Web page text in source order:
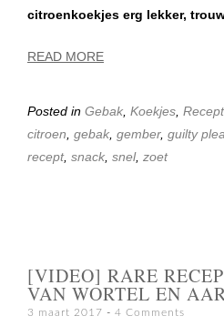
citroenkoekjes erg lekker,
READ MORE
Posted in Gebak Koekjes
citroen gebak gember, guilty
recept, snack snel, zoet
[VIDEO] RARE
VAN WORTEL EN
3 maart 2017 4 Comments